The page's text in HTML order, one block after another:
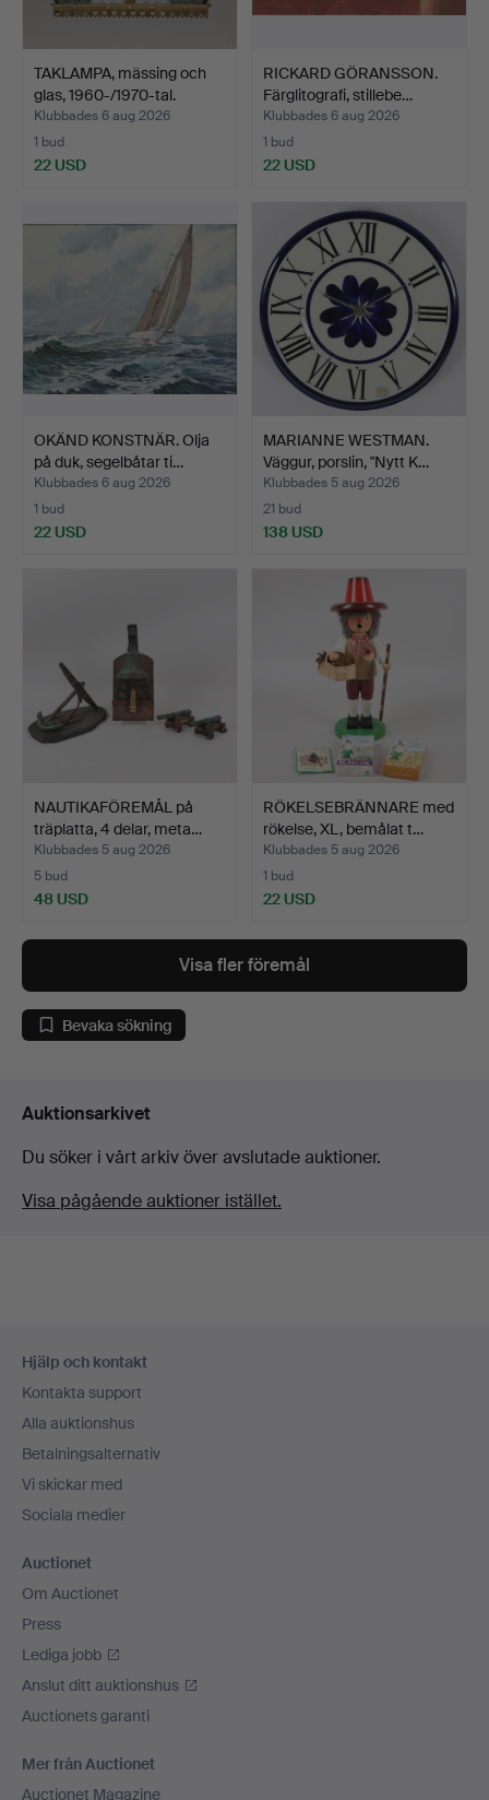
TAKLAMPA, mässing och
glas, 1960-/1970-tal.
Klubbades 6 aug 2026
1 bud
22 USD
RICKARD GÖRANSSON.
Färglitografi, stillebe…
Klubbades 6 aug 2026
1 bud
22 USD
OKÄND KONSTNÄR. Olja
på duk, segelbåtar ti…
Klubbades 6 aug 2026
1 bud
22 USD
MARIANNE WESTMAN.
Väggur, porslin, "Nytt K…
Klubbades 5 aug 2026
21 bud
138 USD
NAUTIKAFÖREMÅL på
träplatta, 4 delar, meta…
Klubbades 5 aug 2026
5 bud
48 USD
RÖKELSEBRÄNNARE med
rökelse, XL, bemålat t…
Klubbades 5 aug 2026
1 bud
22 USD
Visa fler föremål
Bevaka sökning
Auktionsarkivet
Du söker i vårt arkiv över avslutade auktioner.
Visa pågående auktioner istället.
Hjälp och kontakt
Kontakta support
Alla auktionshus
Betalningsalternativ
Vi skickar med
Sociala medier
Auctionet
Om Auctionet
Press
Lediga jobb
Anslut ditt auktionshus
Auctionets garanti
Mer från Auctionet
Auctionet Magazine